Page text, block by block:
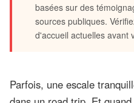
à Saint-Malo
basées sur des
sources publiques.
d'accueil actuelles avant
Parfois, une escale